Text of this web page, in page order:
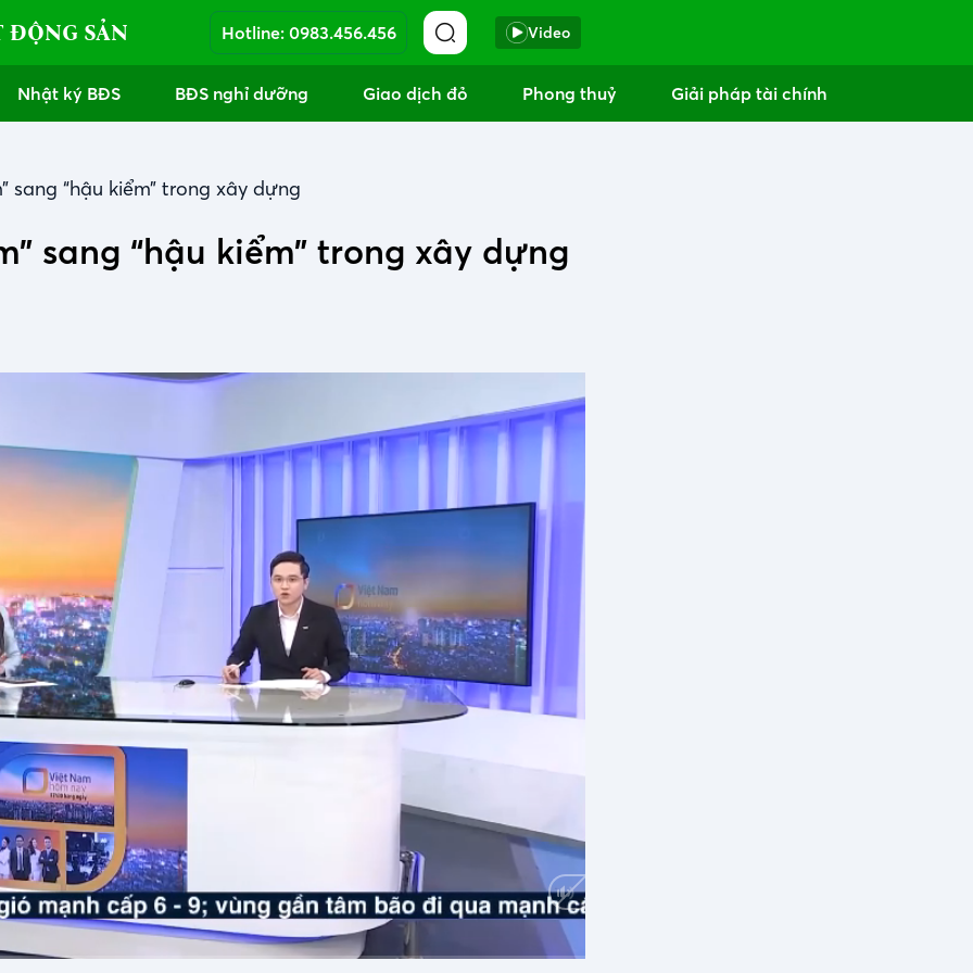
ĐỘNG SẢN Hotline: 0983.456.456 Video
Nhật ký BĐS BĐS nghỉ dưỡng Giao dịch đỏ Phong thuỷ Giải pháp tài chính
sang “hậu kiểm” trong xây dựng
sang “hậu kiểm” trong xây dựng